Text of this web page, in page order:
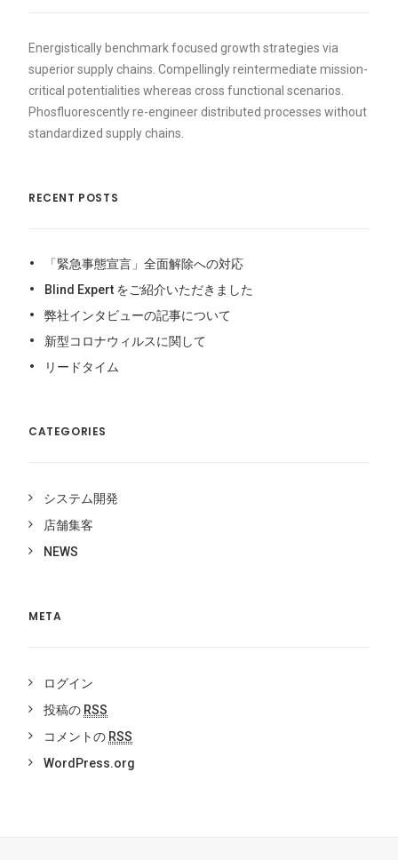
Energistically benchmark focused growth strategies via
superior supply chains. Compellingly reintermediate mission-
critical potentialities whereas cross functional scenarios.
Phosfluorescently re-engineer distributed processes without
standardized supply chains.
RECENT POSTS
「緊急事態宣言」全面解除への対応
Blind Expert をご紹介いただきました
弊社インタビューの記事について
新型コロナウィルスに関して
リードタイム
CATEGORIES
システム開発
店舗集客
NEWS
META
ログイン
投稿の RSS
コメントの RSS
WordPress.org